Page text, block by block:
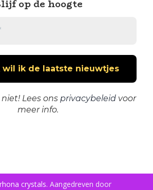
op de hoogte
Lees ons privacybeleidvoor
meer info.
crystals. Aangedreven door